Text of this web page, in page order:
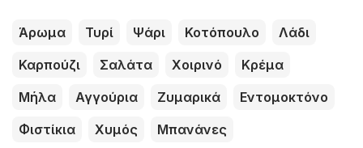
Άρωμα Τυρί Ψάρι Κοτόπουλο
Λάδι
Καρπούζι
Σαλάτα Χοιρινό
Κρέμα
Μήλα
Αγγούρια Ζυμαρικά
Εντομοκτόνο
Φιστίκια
Χυμός Μπανάνες